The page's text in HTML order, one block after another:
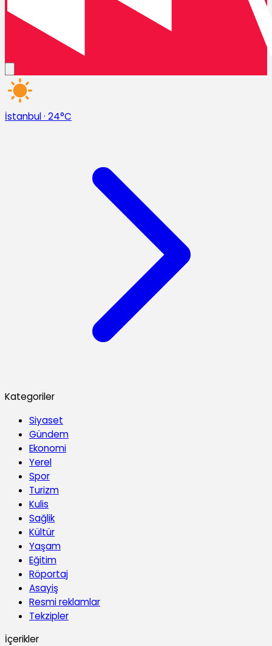
İstanbul· 24°C
Kategoriler
Siyaset
Gündem
Ekonomi
Yerel
Spor
Turizm
Kulis
Sağlik
Kültür
Yaşam
Eğitim
Röportaj
Asayiş
Resmi reklamlar
Tekzipler
İçerikler